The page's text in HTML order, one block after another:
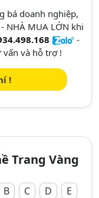
bá doanh nghiệp,
NHÀ MUA LỚN khi
-
và hỗ trợ !
!
Trang Vàng
B C D
E